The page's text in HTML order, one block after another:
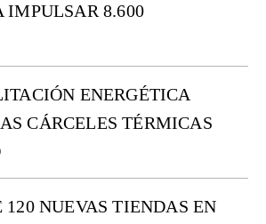
IMPULSAR 8.600
ENERGÉTICA
CÁRCELES TÉRMICAS
120 NUEVAS TIENDAS EN